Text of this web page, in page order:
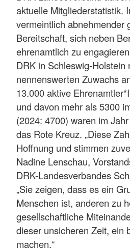
aktuelle Mitgliederstatistik.
vermeintlich abnehmender
Bereitschaft, sich neben
ehrenamtlich zu
DRK in Schleswig-Holstein
nennenswerten Zuwachs
13.000 aktive
und davon mehr als 5300
(2024: 4700) waren im
das Rote Kreuz. „Diese
Hoffnung und stimmen
Nadine Lenschau,
DRK-Landesverbandes
„Sie zeigen, dass es ein
Menschen ist, anderen zu
gesellschaftliche
dieser unsicheren Zeit, ein
machen.“